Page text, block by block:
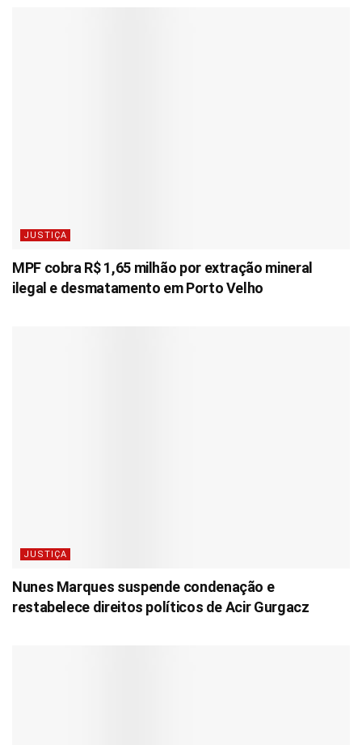
JUSTIÇA
MPF cobra R$ 1,65 milhão por extração mineral
ilegal e desmatamento em Porto Velho
JUSTIÇA
Nunes Marques suspende condenação e
restabelece direitos políticos de Acir Gurgacz